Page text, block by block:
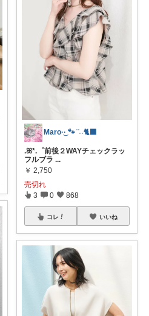
Maro·͜· 🐾 ͗ ͗˒˒🐈‍⬛
.ꕤ*.゜前後２WAYチェックラッ
フルブラ ...
￥ 2,750
売切れ
3 0 868
コレ いいね